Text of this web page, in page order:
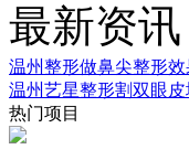
最新资讯
温州整形做鼻尖整形
温州艺星整形割双眼皮
热门项目